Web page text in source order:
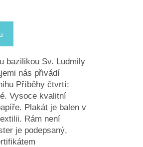
bazilikou Sv. Ludmily
nás přivádí
Příběhy čtvrtí:
Vysoce kvalitní
Plakát je balen v
Rám není
je podepsaný,